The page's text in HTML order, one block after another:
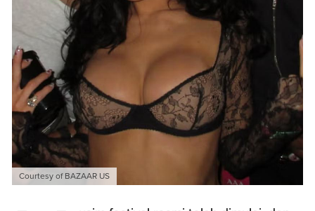
Courtesy of BAZAAR US